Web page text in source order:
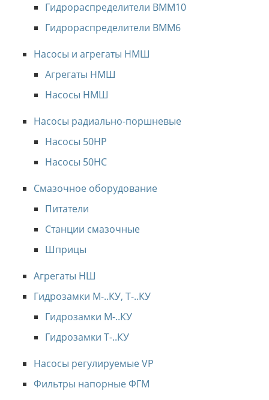
Гидрораспределители ВММ10
Гидрораспределители ВММ6
Насосы и агрегаты НМШ
Агрегаты НМШ
Насосы НМШ
Насосы радиально-поршневые
Насосы 50НР
Насосы 50НС
Смазочное оборудование
Питатели
Станции смазочные
Шприцы
Агрегаты НШ
Гидрозамки М-..КУ, Т-..КУ
Гидрозамки М-..КУ
Гидрозамки Т-..КУ
Насосы регулируемые VP
Фильтры напорные ФГМ